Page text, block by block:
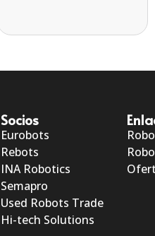
Socios
Eurobots
Rebots
INA Robotics
Semapro
Used Robots Trade
Hi-tech Solutions